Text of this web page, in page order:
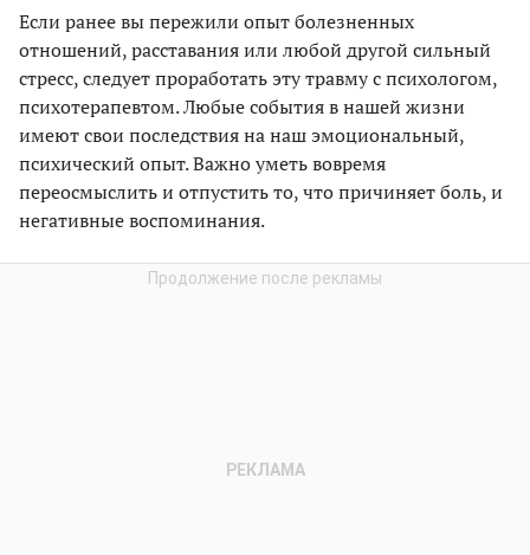
Если ранее вы пережили опыт болезненных
отношений, расставания или любой другой сильный
стресс, следует проработать эту травму с психологом,
психотерапевтом. Любые события в нашей жизни
имеют свои последствия на наш эмоциональный,
психический опыт. Важно уметь вовремя
переосмыслить и отпустить то, что причиняет боль, и
негативные воспоминания.